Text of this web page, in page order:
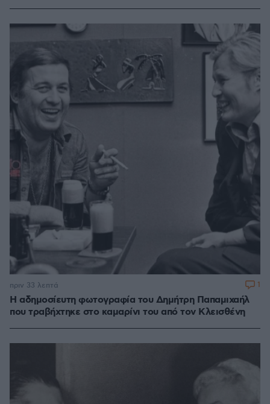
Η αδημοσίευτη φωτογραφία του Δημήτρη Παπαμιχαήλ
που τραβήχτηκε στο καμαρίνι του από τον Κλεισθένη
πριν 33 λεπτά 1